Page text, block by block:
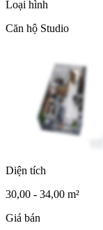
Loại hình
Căn hộ Studio
Diện tích
30,00 - 34,00 m²
Giá bán